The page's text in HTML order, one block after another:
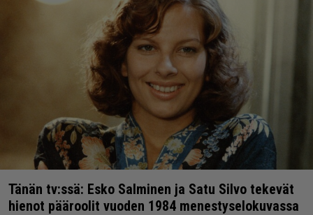
Tänän tv:ssä: Esko Salminen ja Satu Silvo tekevät
hienot pääroolit vuoden 1984 menestyselokuvassa